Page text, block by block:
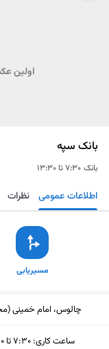
اولین
بانک سپه
بانک ۷:۳۰ تا ۱۳:۳۰
مسیریابی
اطلاعات عمومی نظرات
مسیریابی
چالوس، امام خمینی
ساعت کاری: ۷:۳۰ تا ۱۳:۳۰